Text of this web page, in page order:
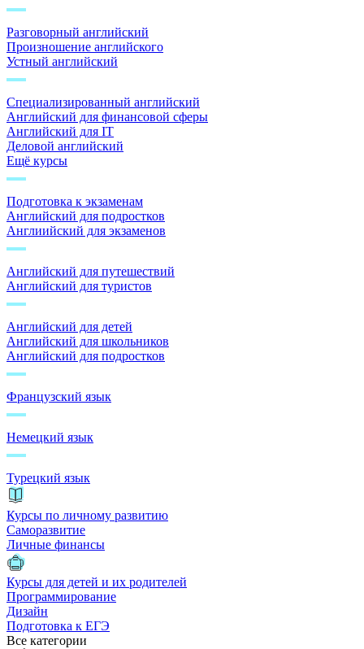
Разговорный английский
Произношение английского
Устный английский
Специализированный английский
Английский для финансовой сферы
Английский для IT
Деловой английский
Ещё курсы
Подготовка к экзаменам
Английский для подростков
Англиийский для экзаменов
Английский для путешествий
Английский для туристов
Английский для детей
Английский для школьников
Английский для подростков
Французский язык
Немецкий язык
Турецкий язык
Курсы по личному развитию
Саморазвитие
Личные финансы
Курсы для детей и их родителей
Программирование
Дизайн
Подготовка к ЕГЭ
Все категории